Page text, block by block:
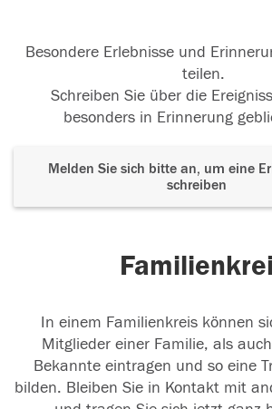
Besondere Erlebnisse und
teilen.
Schreiben Sie über die
besonders in Erinnerung
Melden Sie sich bitte an, um eine
schreiben
In einem Familienkreis können
Mitglieder einer Familie, als
Bekannte eintragen und so eine
bilden. Bleiben Sie in Kontakt mit